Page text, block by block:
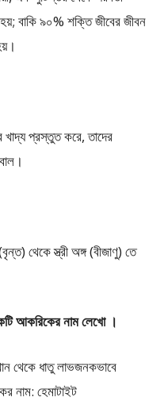
বাকি ৯০% শক্তি জীবের জীবন
প্রস্তুত করে, তাদের
থেকে স্ত্রী অঙ্গ (বীজাণু) তে
আকরিকের নাম লেখো ।
থেকে ধাতু লাভজনকভাবে
নাম: হেমাটাইট